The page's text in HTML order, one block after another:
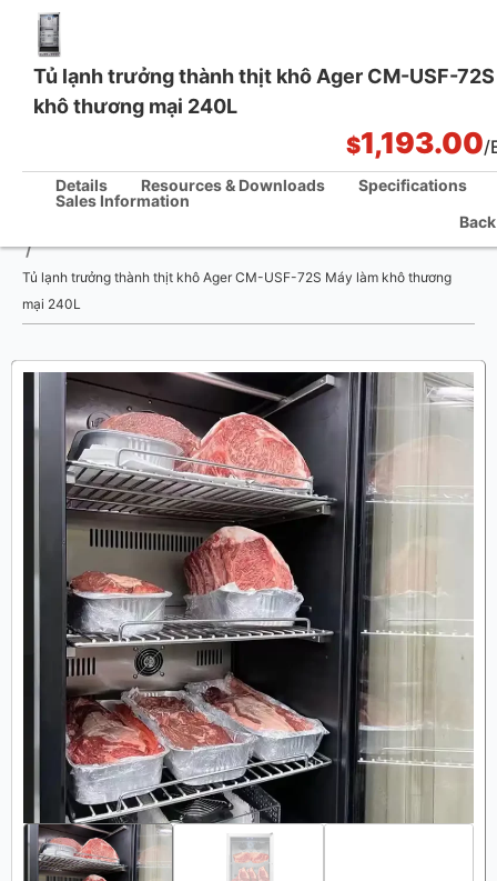
One Stop Kitchen Solutions
/
Tủ lạnh trưởng thành thịt khô Ager CM-USF-72S Máy làm khô thương
mại 240L
Tủ lạnh trưởng thành thịt khô Ager CM-USF-
khô thương mại 240L
$1,193.00/
Details Resources & Downloads
Specifications
Sales Information